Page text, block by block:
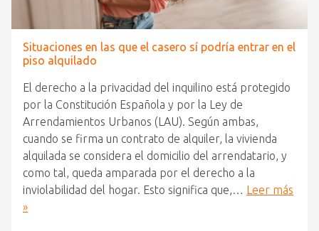
Situaciones en las que el casero sí podría entrar en el
piso alquilado
El derecho a la privacidad del inquilino está protegido
por la Constitución Española y por la Ley de
Arrendamientos Urbanos (LAU). Según ambas,
cuando se firma un contrato de alquiler, la vivienda
alquilada se considera el domicilio del arrendatario, y
como tal, queda amparada por el derecho a la
inviolabilidad del hogar. Esto significa que,… Leer más
»